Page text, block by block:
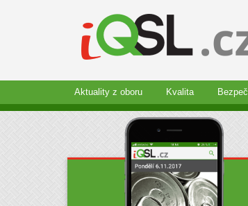
Aktuality z oboru Kvalita